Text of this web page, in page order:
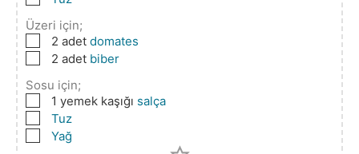
Üzeri için;
▢
2 adet domates
▢
2 adet biber
Sosu için;
▢1 yemek kaşığı salça
▢
Tuz
▢
Yağ